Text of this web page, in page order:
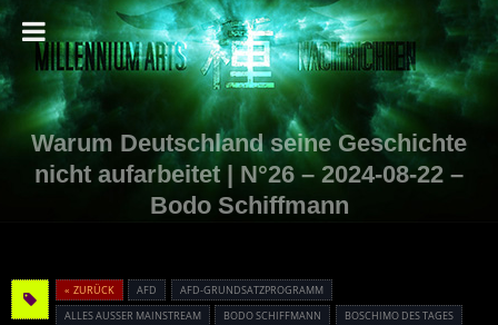
Warum Deutschland seine Geschichte
nicht aufarbeitet | N°26 – 2024-08-22 –
Bodo Schiffmann
« ZURÜCK AFD
AFD-GRUNDSATZPROGRAMM
ALLES AUSSER MAINSTREAM
BODO SCHIFFMANN
BOSCHIMO DES TAGES